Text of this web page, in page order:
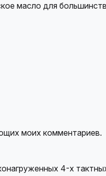
масло для
моих комментариев.